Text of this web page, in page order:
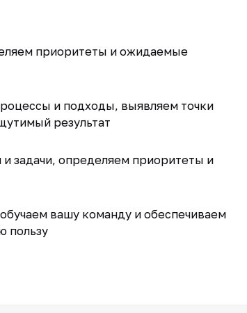
приоритеты и ожидаемые
и подходы, выявляем точки
результат
задачи, определяем приоритеты и
вашу команду и обеспечиваем
пользу